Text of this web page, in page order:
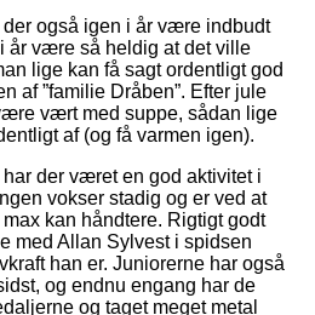
der også igen i år være indbudt
år være så heldig at det ville
lige kan få sagt ordentligt god
af ”familie Dråben”. Efter jule
vært med suppe, sådan lige
af (og få varmen igen).
der været en god aktivitet i
vokser stadig og er ved at
kan håndtere. Rigtigt godt
med Allan Sylvest i spidsen
han er. Juniorerne har også
og endnu engang har de
og taget meget metal